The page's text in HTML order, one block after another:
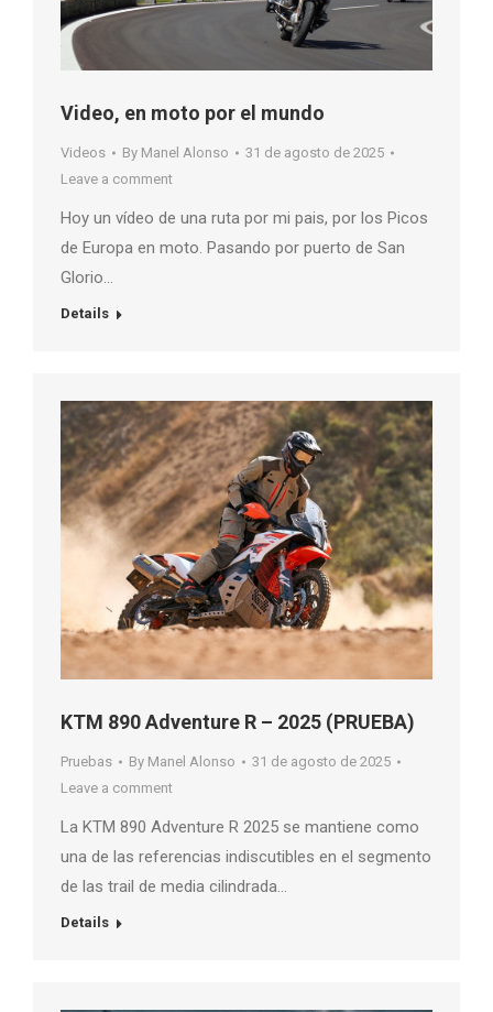
Video, en moto por el mundo
Videos By Manel Alonso
31 de agosto de 2025
Leave a comment
Hoy un vídeo de una ruta por mi pais, por los Picos
de Europa en moto. Pasando por puerto de San
Glorio…
Details
KTM 890 Adventure R – 2025 (PRUEBA)
Pruebas By Manel Alonso
31 de agosto de 2025
Leave a comment
La KTM 890 Adventure R 2025 se mantiene como
una de las referencias indiscutibles en el segmento
de las trail de media cilindrada…
Details